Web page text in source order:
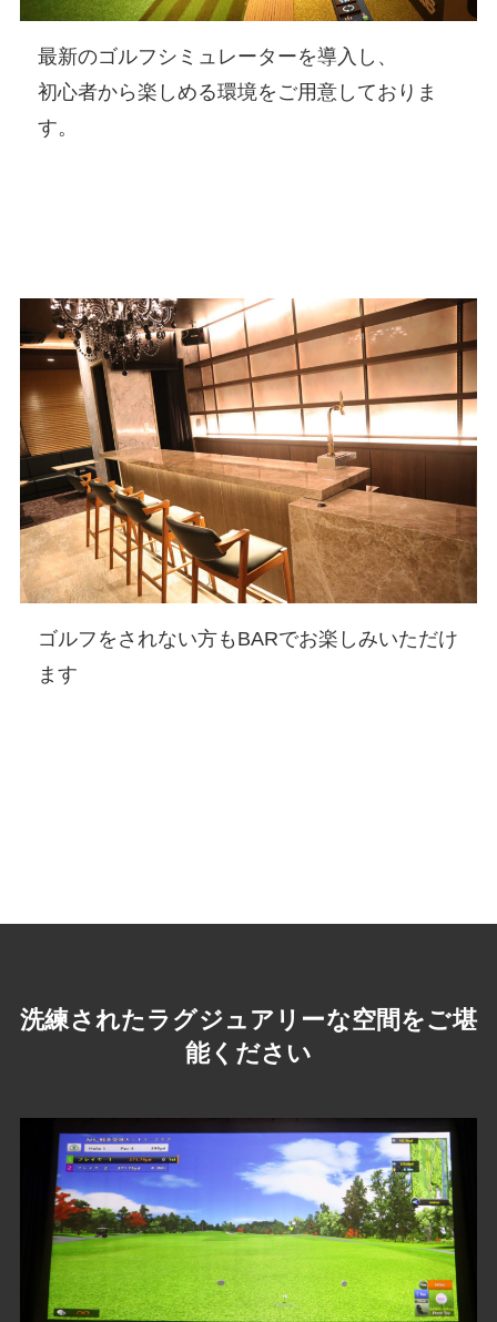
最新のゴルフシミュレーターを導入し、
初心者から楽しめる環境をご用意しておりま
す。
ゴルフをされない方もBARでお楽しみいただけ
ます
洗練されたラグジュアリーな空間をご堪
能ください